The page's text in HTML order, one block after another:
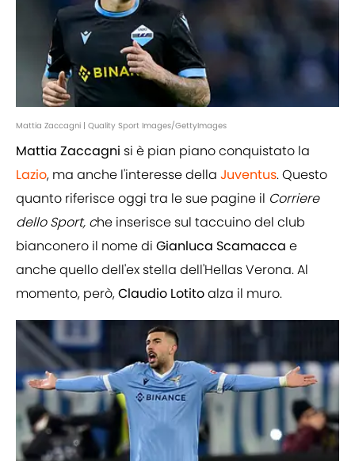
Mattia Zaccagni | Quality Sport Images/GettyImages
Mattia Zaccagni si è pian piano conquistato la
Lazio, ma anche l'interesse della Juventus. Questo
quanto riferisce oggi tra le sue pagine il Corriere
dello Sport, che inserisce sul taccuino del club
bianconero il nome di Gianluca Scamacca e
anche quello dell'ex stella dell'Hellas Verona. Al
momento, però,Claudio Lotitoalza il muro.